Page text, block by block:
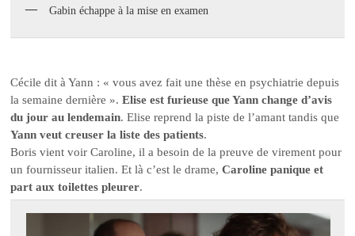
Gabin échappe à la mise en examen
Cécile dit à Yann : « vous avez fait une thèse en psychiatrie depuis
la semaine dernière ».Elise est furieuse que Yann change d’avis
du jour au lendemain. Elise reprend la piste de l’amant tandis que
Yann veut creuser la liste des patients.
Boris vient voir Caroline, il a besoin de la preuve de virement pour
un fournisseur italien. Et là c’est le drame,Caroline panique et
part aux toilettes pleurer.